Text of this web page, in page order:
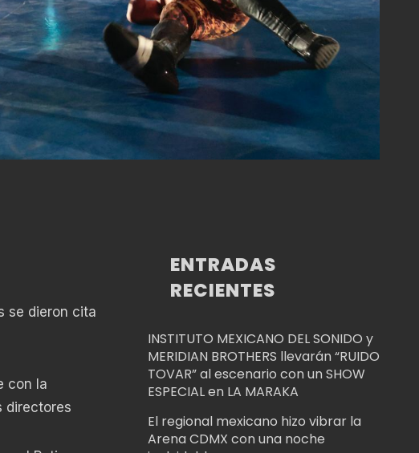
se dieron cita
con la
directores
ENTRADAS
RECIENTES
INSTITUTO MEXICANO DEL SONIDO y
MERIDIAN BROTHERS llevarán “RUIDO
TOVAR” al escenario con un SHOW
ESPECIAL en LA MARAKA
El regional mexicano hizo vibrar la
Arena CDMX con una noche